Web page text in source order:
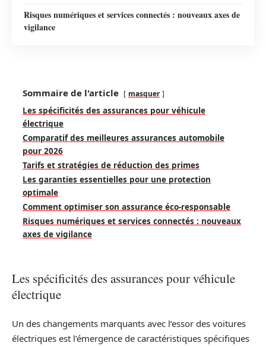
Risques numériques et services connectés : nouveaux axes de
vigilance
Sommaire de l'article masquer
Les spécificités des assurances pour véhicule
électrique
Comparatif des meilleures assurances automobile
pour 2026
Tarifs et stratégies de réduction des primes
Les garanties essentielles pour une protection
optimale
Comment optimiser son assurance éco-responsable
Risques numériques et services connectés : nouveaux
axes de vigilance
Les spécificités des assurances pour véhicule
électrique
Un des changements marquants avec l’essor des voitures
électriques est l’émergence de caractéristiques spécifiques